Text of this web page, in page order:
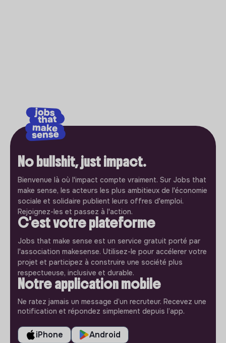
No bullshit, just impact.
Bienvenue là où l'impact compte vraiment. Sur Jobs that
make sense, les acteurs les plus ambitieux de l'économie
sociale et solidaire publient leurs offres d'emploi.
Rejoignez-les et passez à l'action.
C'est votre plateforme
Jobs that make sense est un service gratuit porté par
l'association makesense. Utilisez-le pour accélerer votre
projet et participez à construire une société plus
respectueuse, inclusive et durable.
Notre application mobile
Ne ratez jamais un message d’un recruteur. Recevez une
notification et répondez simplement depuis l’app.
iPhone Android